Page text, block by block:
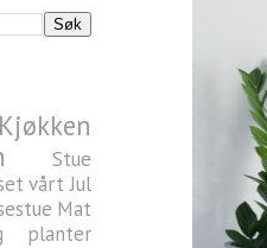
Kjøkken
Stue
vårt Jul
Mat
planter